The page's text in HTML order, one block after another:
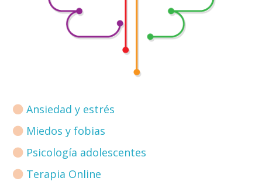
Ansiedad y estrés
Miedos y fobias
Psicología adolescentes
Terapia Online